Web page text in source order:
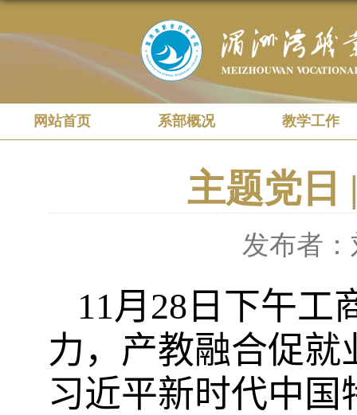
网站首页 系部概况 教学工作
主题党日
发布者
11月 28 日下午工
力，产教融合促就
习近平新时代中